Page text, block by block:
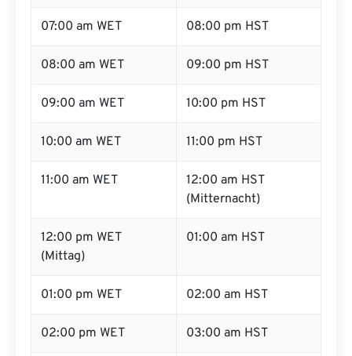
07:00 am WET 08:00 pm HST
08:00 am WET 09:00 pm HST
09:00 am WET 10:00 pm HST
10:00 am WET 11:00 pm HST
11:00 am WET
12:00 am HST
(Mitternacht)
12:00 pm WET
(Mittag)
01:00 am HST
01:00 pm WET 02:00 am HST
02:00 pm WET 03:00 am HST